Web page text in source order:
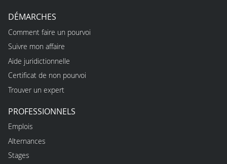
DÉMARCHES
Comment faire un pourvoi
Suivre mon affaire
Aide juridictionnelle
Certificat de non pourvoi
Trouver un expert
PROFESSIONNELS
Emplois
Alternances
Stages